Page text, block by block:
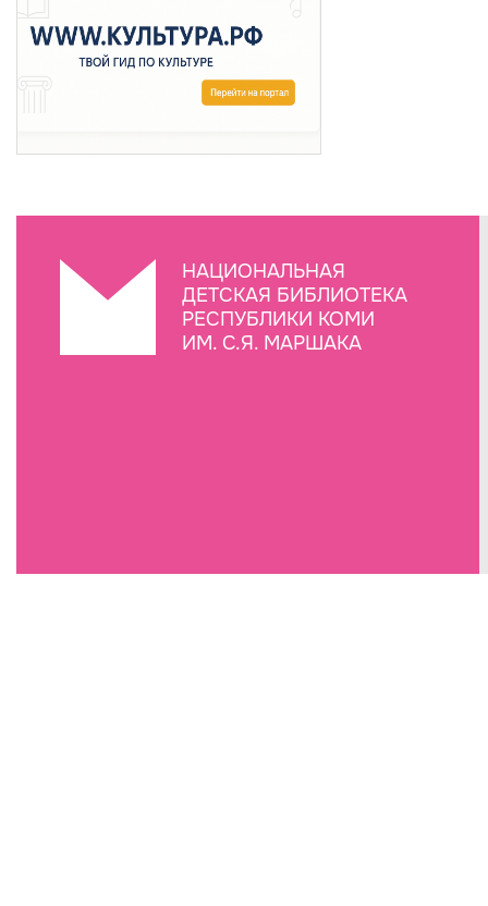
НАЦИОНАЛЬНАЯ
ДЕТСКАЯ БИБЛИОТЕКА
РЕСПУБЛИКИ КОМИ
ИМ. С.Я. МАРШАКА